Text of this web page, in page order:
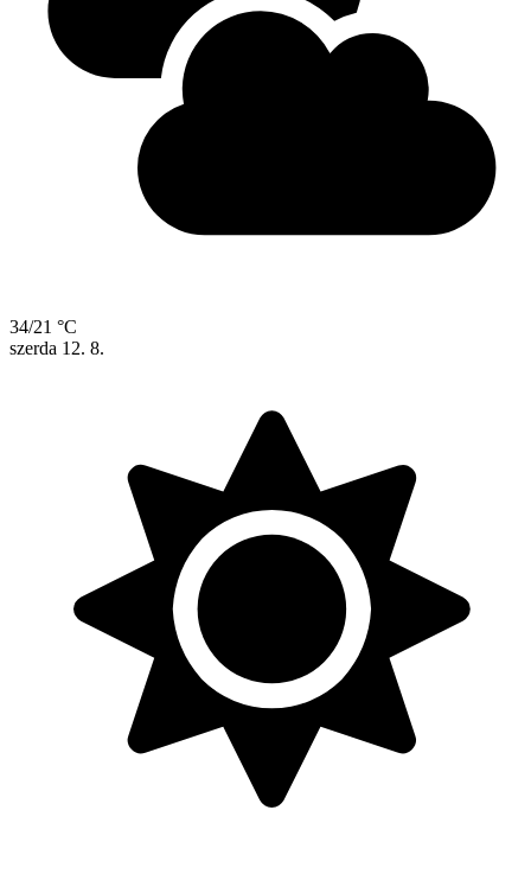
34/21 °C
szerda 12. 8.